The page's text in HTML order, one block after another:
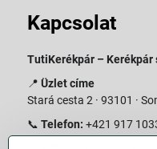
Kapcsolat
TutiKerékpár – Kerékpár
📍 Üzlet címe
Stará cesta 2 · 93101 ·
📞 Telefon: +421 917